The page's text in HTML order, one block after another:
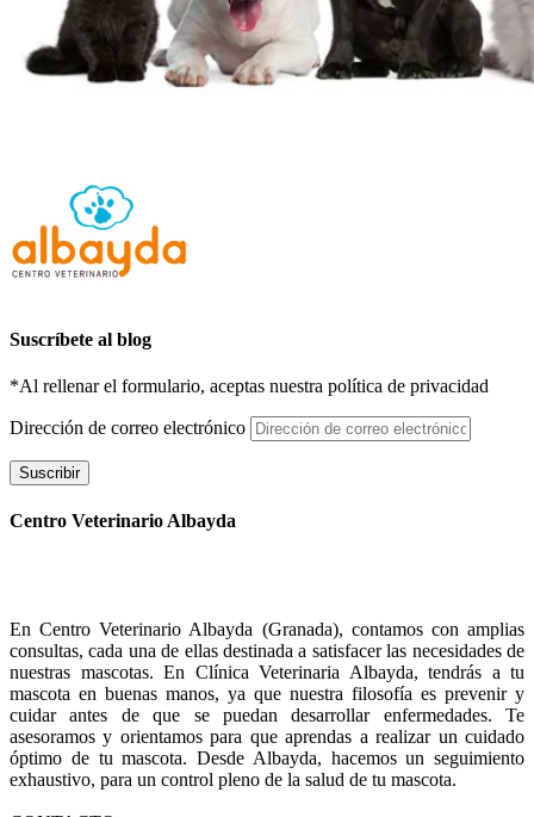
Suscríbete al blog
*Al rellenar el formulario, aceptas nuestra política de privacidad
Dirección de correo electrónico
Suscribir
Centro Veterinario Albayda
En Centro Veterinario Albayda (Granada), contamos con amplias
consultas, cada una de ellas destinada a satisfacer las necesidades de
nuestras mascotas. En Clínica Veterinaria Albayda, tendrás a tu
mascota en buenas manos, ya que nuestra filosofía es prevenir y
cuidar antes de que se puedan desarrollar enfermedades. Te
asesoramos y orientamos para que aprendas a realizar un cuidado
óptimo de tu mascota. Desde Albayda, hacemos un seguimiento
exhaustivo, para un control pleno de la salud de tu mascota.